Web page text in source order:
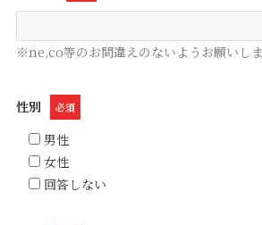
※ne,co等のお間違えのないようお願いしま
性別 必須
男性
女性
回答しない